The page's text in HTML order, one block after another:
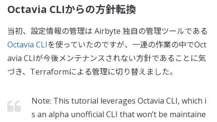
Octavia CLIからの方針転換
当初、設定情報の管理は Airbyte 独自の管理ツールである
Octavia CLIを使っていたのですが、一連の作業の中でOct
avia CLIが今後メンテナンスされない方針であることに気
づき、Terraformによる管理に切り替えました。
Note: This tutorial leverages Octavia CLI, which i
s an alpha unofficial CLI that won’t be maintaine